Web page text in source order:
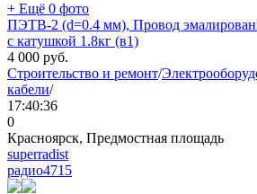
+ Ещё 0 фото
ПЭТВ-2 (d=0.4 мм), Провод
с катушкой 1.8кг (в1)
4 000 руб.
Строительство и ремонт/
кабели/
17:40:36
0
Красноярск, Предмостная площадь
superradist
радио4715